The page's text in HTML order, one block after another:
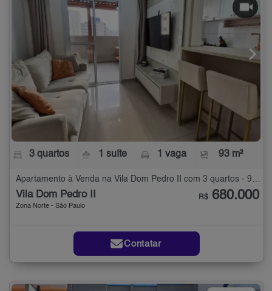
3 quartos 1 suíte 1 vaga 93 m²
Apartamento à Venda na Vila Dom Pedro II com 3 quartos - 93 m²
Vila Dom Pedro II
Zona Norte - São Paulo
R$ 680.000
Contatar